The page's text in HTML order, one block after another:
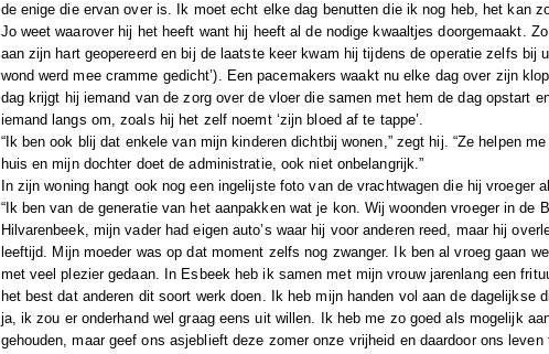
de enige die ervan over is. Ik moet echt elke dag benutten die ik nog heb, het kan
Jo weet waarover hij het heeft want hij heeft al de nodige kwaaltjes doorgemaakt.
aan zijn hart geopereerd en bij de laatste keer kwam hij tijdens de operatie zelfs bij
wond werd mee cramme gedicht’). Een pacemakers waakt nu elke dag over zijn
dag krijgt hij iemand van de zorg over de vloer die samen met hem de dag opstart
iemand langs om, zoals hij het zelf noemt ‘zijn bloed af te tappe’.
“Ik ben ook blij dat enkele van mijn kinderen dichtbij wonen,” zegt hij. “Ze helpen
huis en mijn dochter doet de administratie, ook niet onbelangrijk.”
In zijn woning hangt ook nog een ingelijste foto van de vrachtwagen die hij vroeger
“Ik ben van de generatie van het aanpakken wat je kon. Wij woonden vroeger in de
Hilvarenbeek, mijn vader had eigen auto’s waar hij voor anderen reed, maar hij
leeftijd. Mijn moeder was op dat moment zelfs nog zwanger. Ik ben al vroeg gaan
met veel plezier gedaan. In Esbeek heb ik samen met mijn vrouw jarenlang een
het best dat anderen dit soort werk doen. Ik heb mijn handen vol aan de dagelijkse
ja, ik zou er onderhand wel graag eens uit willen. Ik heb me zo goed als mogelijk
gehouden, maar geef ons asjeblieft deze zomer onze vrijheid en daardoor ons leven